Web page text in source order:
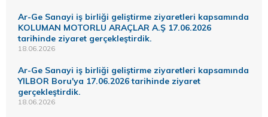
Ar-Ge Sanayi iş birliği geliştirme ziyaretleri kapsamında
KOLUMAN MOTORLU ARAÇLAR A.Ş 17.06.2026
tarihinde ziyaret gerçekleştirdik.
18.06.2026
Ar-Ge Sanayi iş birliği geliştirme ziyaretleri kapsamında
YILBOR Boru'ya 17.06.2026 tarihinde ziyaret
gerçekleştirdik.
18.06.2026